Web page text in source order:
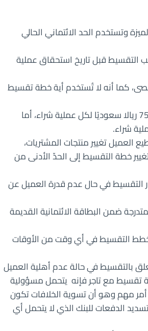
وتستخدم الحد الائتماني الحالي
فيجب عليك تقديم طلب التقسيط قبل تاريخ استحقاق عملية
من 4 خطط تقسيط كحدٍّ أقصى، كما أنه لا تُستخدم أية خطة تقسيط
يبلغ الحد الأدنى لمبلغ المشتريات المؤهلة للتقسيط قيمة قدرها 750 ريالا سعوديًا لكل عملية شراء، أما
تغيير منتجات المشتريات،
الدفع بنسبة خصم 100%، فسيحدث تغيير خطة التقسيط إلى الحدّ الأدنى من
التقسيط في حال عدم قدرة العميل عن
ضمن البطاقة الائتمانية القديمة
خطط التقسيط في أي وقت من الأوقات
بالتقسيط في حالة عدم أهلية العميل
تقسيط مع تاجر فإنه يتحمل مسؤولية
أمر مهم وهو أن تسوية الخلافات تكون
الدفعات للبنك الذي لا يتحمل أي